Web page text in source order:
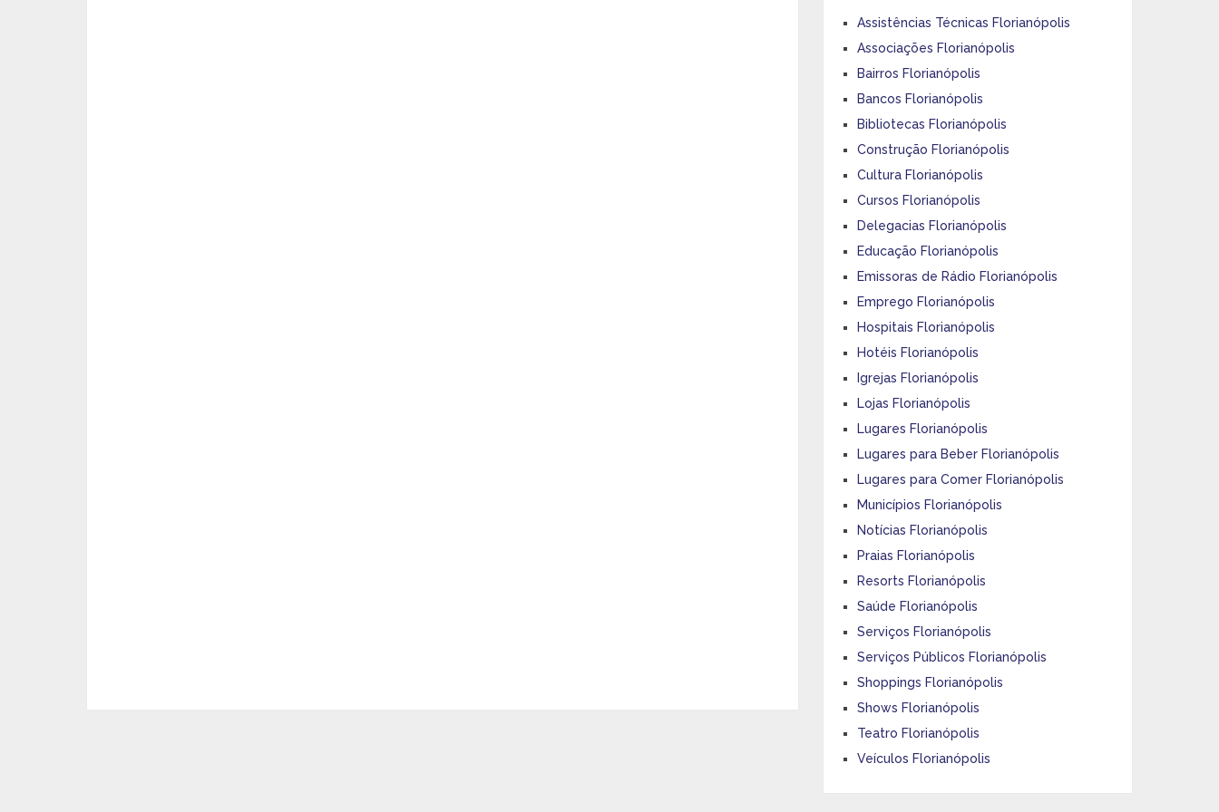
Assistências Técnicas Florianópolis
Associações Florianópolis
Bairros Florianópolis
Bancos Florianópolis
Bibliotecas Florianópolis
Construção Florianópolis
Cultura Florianópolis
Cursos Florianópolis
Delegacias Florianópolis
Educação Florianópolis
Emissoras de Rádio Florianópolis
Emprego Florianópolis
Hospitais Florianópolis
Hotéis Florianópolis
Igrejas Florianópolis
Lojas Florianópolis
Lugares Florianópolis
Lugares para Beber Florianópolis
Lugares para Comer Florianópolis
Municípios Florianópolis
Notícias Florianópolis
Praias Florianópolis
Resorts Florianópolis
Saúde Florianópolis
Serviços Florianópolis
Serviços Públicos Florianópolis
Shoppings Florianópolis
Shows Florianópolis
Teatro Florianópolis
Veículos Florianópolis